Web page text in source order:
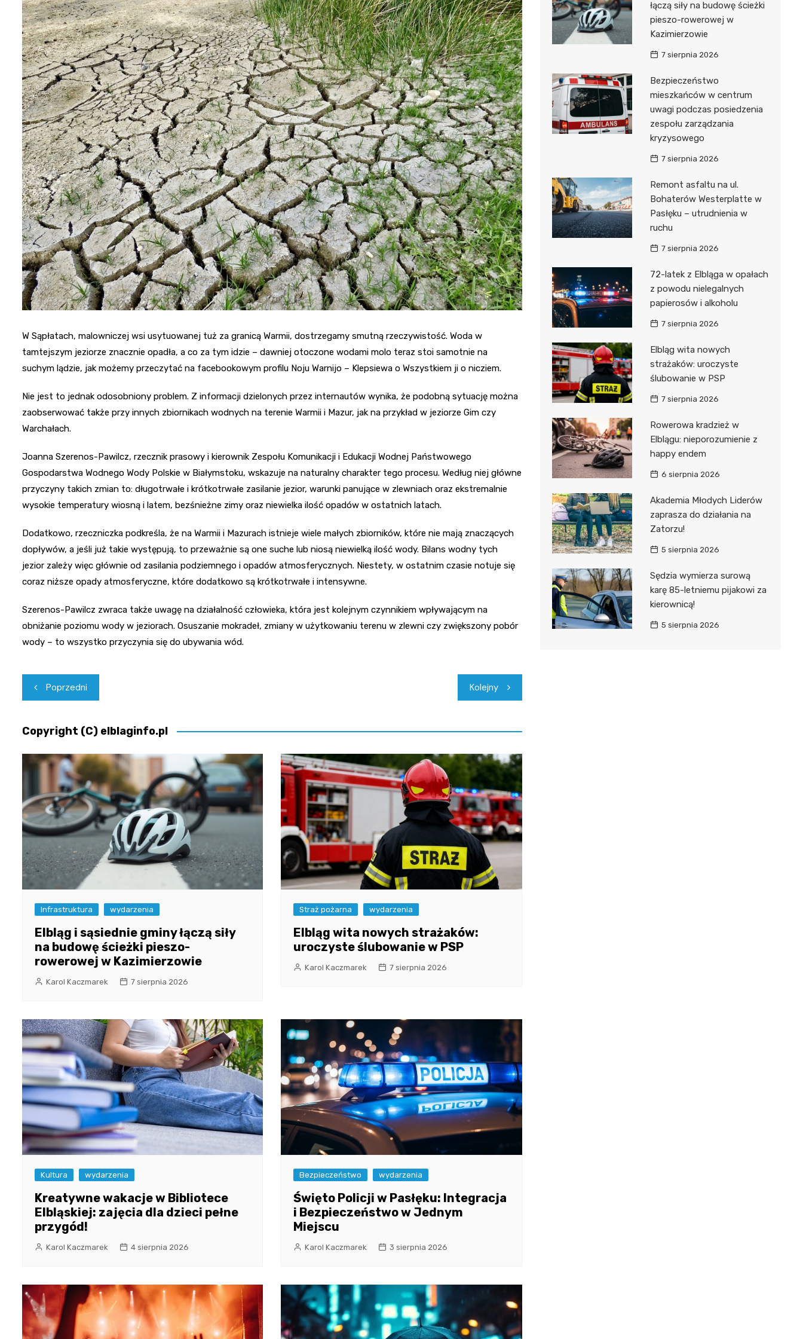
Fryzjer
Poczta
Kino
W Sąpłatach, malowniczej wsi usytuowanej tuż za granicą Warmii, dostrzegamy smutną rzeczywistość. Woda w
tamtejszym jeziorze znacznie opadła, a co za tym idzie – dawniej otoczone wodami molo teraz stoi samotnie na
suchym lądzie, jak możemy przeczytać na facebookowym profilu Noju Warnijo – Klepsiewa o Wszystkiem ji o nicziem.
Nie jest to jednak odosobniony problem. Z informacji dzielonych przez internautów wynika, że podobną sytuację można
zaobserwować także przy innych zbiornikach wodnych na terenie Warmii i Mazur, jak na przykład w jeziorze Gim czy
Warchałach.
Joanna Szerenos-Pawilcz, rzecznik prasowy i kierownik Zespołu Komunikacji i Edukacji Wodnej Państwowego
Gospodarstwa Wodnego Wody Polskie w Białymstoku, wskazuje na naturalny charakter tego procesu. Według niej główne
przyczyny takich zmian to: długotrwałe i krótkotrwałe zasilanie jezior, warunki panujące w zlewniach oraz ekstremalnie
wysokie temperatury wiosną i latem, bezśnieżne zimy oraz niewielka ilość opadów w ostatnich latach.
Dodatkowo, rzeczniczka podkreśla, że na Warmii i Mazurach istnieje wiele małych zbiorników, które nie mają znaczących
dopływów, a jeśli już takie występują, to przeważnie są one suche lub niosą niewielką ilość wody. Bilans wodny tych
jezior zależy więc głównie od zasilania podziemnego i opadów atmosferycznych. Niestety, w ostatnim czasie notuje się
coraz niższe opady atmosferyczne, które dodatkowo są krótkotrwałe i intensywne.
Szerenos-Pawilcz zwraca także uwagę na działalność człowieka, która jest kolejnym czynnikiem wpływającym na
obniżanie poziomu wody w jeziorach. Osuszanie mokradeł, zmiany w użytkowaniu terenu w zlewni czy zwiększony pobór
wody – to wszystko przyczynia się do ubywania wód.
Nawigacja
wpisu
Poprzedni Kolejny
Copyright (C) elblaginfo.pl
Infrastruktura wydarzenia
Elbląg i sąsiednie gminy łączą siły
na budowę ścieżki pieszo-
rowerowej w Kazimierzowie
Karol Kaczmarek 7 sierpnia 2026
Straż pożarna wydarzenia
Elbląg wita nowych strażaków:
uroczyste ślubowanie w PSP
Karol Kaczmarek 7 sierpnia 2026
Kultura wydarzenia
Kreatywne wakacje w Bibliotece
Elbląskiej: zajęcia dla dzieci pełne
przygód!
Karol Kaczmarek 4 sierpnia 2026
Bezpieczeństwo wydarzenia
Święto Policji w Pasłęku: Integracja
i Bezpieczeństwo w Jednym
Miejscu
Karol Kaczmarek 3 sierpnia 2026
łączą siły na budowę ścieżki
pieszo-rowerowej w
Kazimierzowie
7 sierpnia 2026
Bezpieczeństwo
mieszkańców w centrum
uwagi podczas posiedzenia
zespołu zarządzania
kryzysowego
7 sierpnia 2026
Remont asfaltu na ul.
Bohaterów Westerplatte w
Pasłęku – utrudnienia w
ruchu
7 sierpnia 2026
72-latek z Elbląga w opałach
z powodu nielegalnych
papierosów i alkoholu
7 sierpnia 2026
Elbląg wita nowych
strażaków: uroczyste
ślubowanie w PSP
7 sierpnia 2026
Rowerowa kradzież w
Elblągu: nieporozumienie z
happy endem
6 sierpnia 2026
Akademia Młodych Liderów
zaprasza do działania na
Zatorzu!
5 sierpnia 2026
Sędzia wymierza surową
karę 85-letniemu pijakowi za
kierownicą!
5 sierpnia 2026